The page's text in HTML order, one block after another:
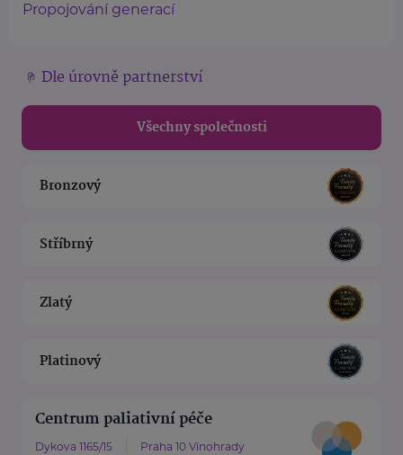
Propojování generací
Dle úrovně partnerství
Všechny společnosti
Bronzový
Stříbrný
Zlatý
Platinový
Centrum paliativní péče
Dykova 1165/15 Praha 10 Vinohrady